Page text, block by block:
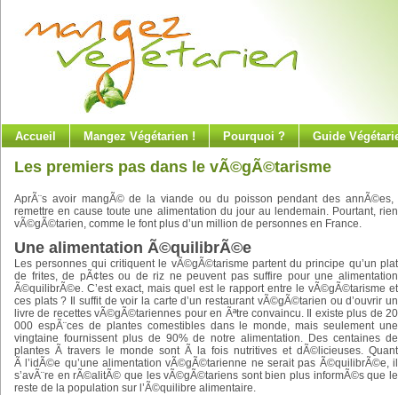
Accueil Mangez Végétarien ! Pourquoi ? Guide
Les premiers pas dans le vÃ©gÃ©tarisme
AprÃ¨s avoir mangÃ© de la viande ou du poisson pendant des
remettre en cause toute une alimentation du jour au lendemain. Pourtant,
vÃ©gÃ©tarien, comme le font plus d’un million de personnes en France.
Une alimentation Ã©quilibrÃ©e
Les personnes qui critiquent le vÃ©gÃ©tarisme partent du principe qu’un plat
de frites, de pÃ¢tes ou de riz ne peuvent pas suffire pour une alimentation
Ã©quilibrÃ©e. C’est exact, mais quel est le rapport entre le vÃ©gÃ©tarisme et
ces plats ? Il suffit de voir la carte d’un restaurant vÃ©gÃ©tarien ou d’ouvrir un
livre de recettes vÃ©gÃ©tariennes pour en Ãªtre convaincu. Il existe plus de 20
000 espÃ¨ces de plantes comestibles dans le monde, mais seulement une
vingtaine fournissent plus de 90% de notre alimentation. Des centaines de
plantes Ã travers le monde sont Ã la fois nutritives et dÃ©licieuses. Quant
Ã l’idÃ©e qu’une alimentation vÃ©gÃ©tarienne ne serait pas Ã©quilibrÃ©e, il
s’avÃ¨re en rÃ©alitÃ© que les vÃ©gÃ©tariens sont bien plus informÃ©s que le
reste de la population sur l’Ã©quilibre alimentaire.